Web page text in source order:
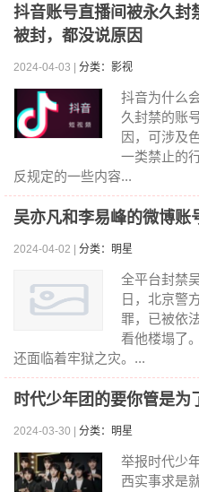
抖音账号直播间被永久封
被封，都没说原因
2024-04-03 | 分类：影视
抖音为什么
久封禁的账
因，可涉及
一类禁止的
反规定的一些内容...
吴亦凡和李易峰的微博账
2024-04-02 | 分类：明星
全平台封禁
日，北京警
罪，已被依
看他楼塌了
还面临着牢狱之灾。...
时代少年团的要你管是为
2024-03-30 | 分类：明星
举报时代少
西实事求是